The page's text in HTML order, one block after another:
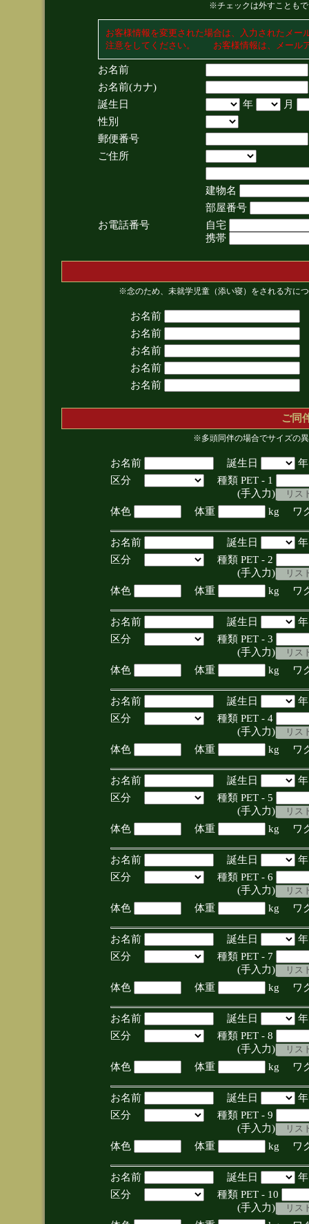
※チェックは外すことも
お客様情報を変更された場合は、入力されたメ
注意をしてください。 お客様情報は、メール
お名前
お名前(カナ)
誕生日
年
月
性別
郵便番号
ご住所
建物名
部屋番号
お電話番号
自宅
携帯
※念のため、未就学児童（添い寝）をされる方に
お名前
お名前
お名前
お名前
お名前
ご同
※多頭同伴の場合でサイズの
お名前 誕生日
区分
種類 PET - 1
(手入力)
体色
体重 kg ワ
お名前 誕生日
区分
種類 PET - 2
(手入力)
体色
体重 kg ワ
お名前 誕生日
区分
種類 PET - 3
(手入力)
体色
体重 kg ワ
お名前 誕生日
区分
種類 PET - 4
(手入力)
体色
体重 kg ワ
お名前 誕生日
区分
種類 PET - 5
(手入力)
体色
体重 kg ワ
お名前 誕生日
区分
種類 PET - 6
(手入力)
体色
体重 kg ワ
お名前 誕生日
区分
種類 PET - 7
(手入力)
体色
体重 kg ワ
お名前 誕生日
区分
種類 PET - 8
(手入力)
体色
体重 kg ワ
お名前 誕生日
区分
種類 PET - 9
(手入力)
体色
体重 kg ワ
お名前 誕生日
区分
種類 PET - 10
(手入力)